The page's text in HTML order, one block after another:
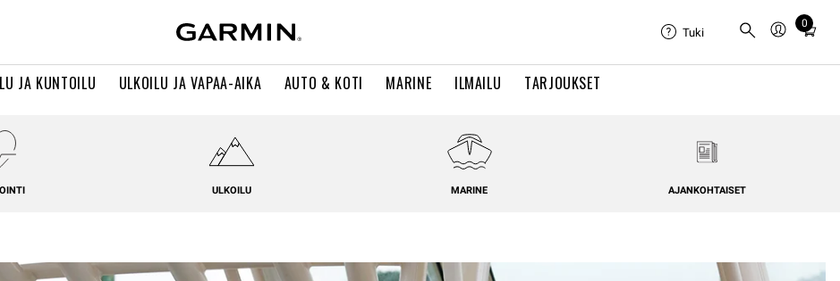
JA KUNTOILU ULKOILU JA VAPAA-AIKA AUTO & KOTI MARINE ILMAILU TARJOUKSET
Tuki
0
Total
in
ULKOILU MARINE AJANKOHTAISET